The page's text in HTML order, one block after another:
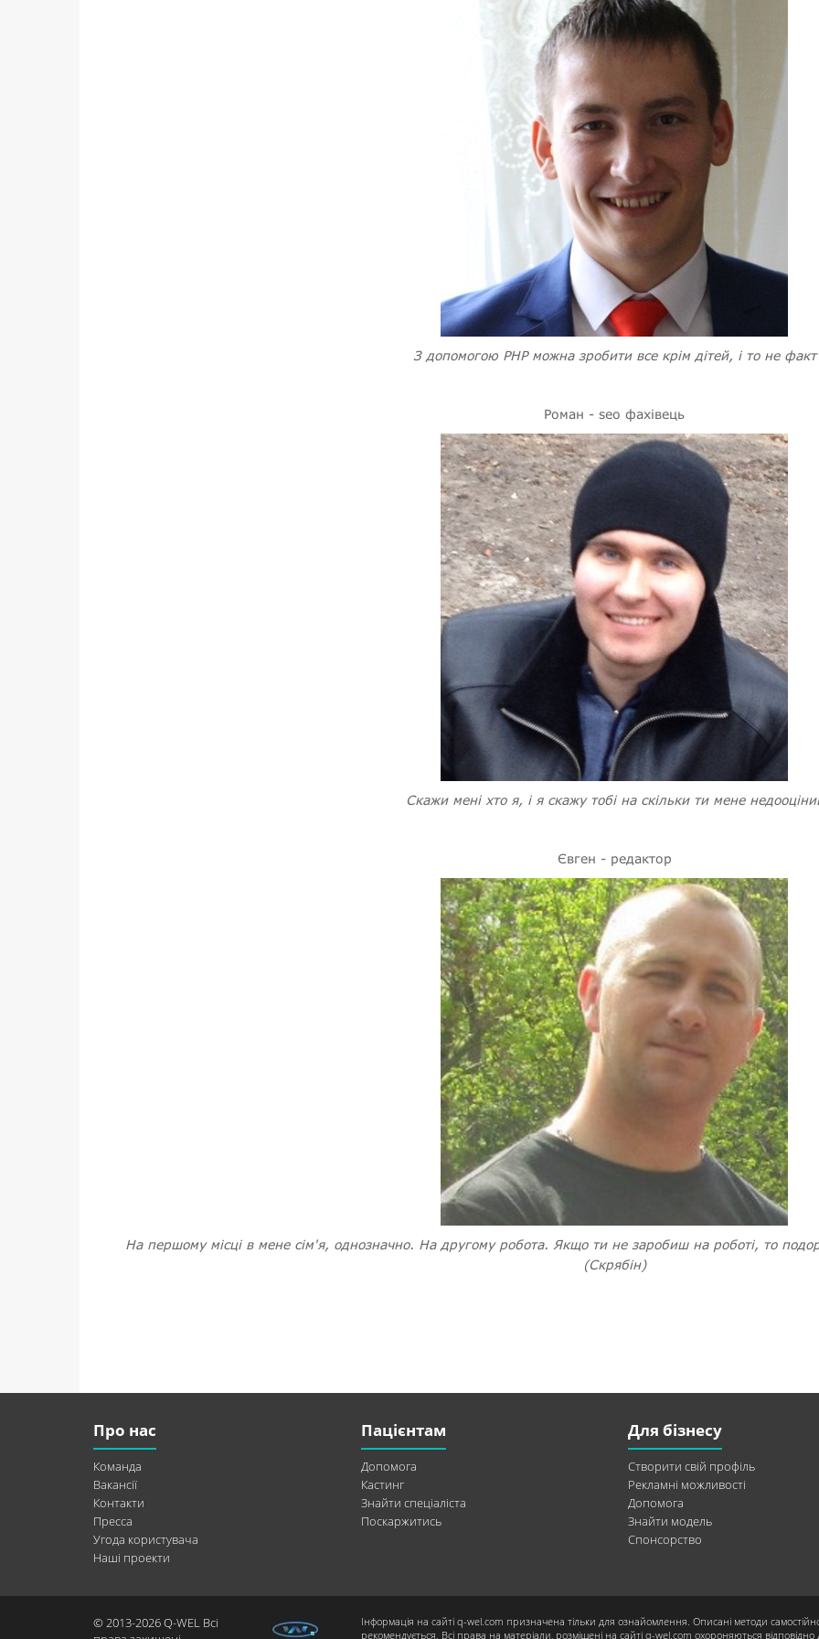
З допомогою PHP можна зробити все крім дітей, і то не факт
Роман - seo фахівець
Скажи мені хто я, і я скажу тобі на скільки ти мене
Євген - редактор
На першому місці в мене сім'я, однозначно. На другому робота. Якщо ти не заробиш на роботі, то
(Скрябін)
Про нас
Команда
Вакансії
Контакти
Пресса
Угода користувача
Наші проекти
Пацієнтам
Допомога
Кастинг
Знайти спеціаліста
Поскаржитись
Для бізнесу
Створити свій профіль
Рекламні можливості
Допомога
Знайти модель
Спонсорство
© 2013-2026 Q-WEL Всі
Інформація на сайті q-wel.com призначена тільки для ознайомлення. Описані методи
рекомендується. Всі права на матеріали, розміщені на сайті q-wel.com охороняються відповідно